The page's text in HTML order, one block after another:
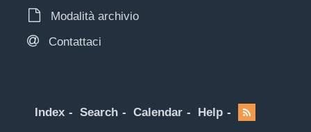
Modalità archivio
Contattaci
Index Search Calendar Help